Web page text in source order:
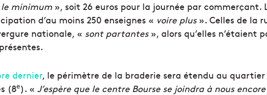
minimum », soit 26 euros pour la journée par commerçant.
d’au moins 250 enseignes « voire plus». Celles de la
nationale, « sont partantes », alors qu’elles n’étaient
dernier, le périmètre de la braderie sera étendu au quartier
(8e). « J’espère que le centre Bourse se joindra à nous